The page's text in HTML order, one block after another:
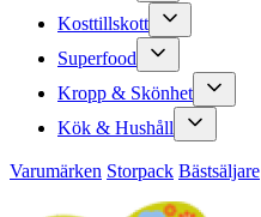
Kosttillskott
Superfood
Kropp & Skönhet
Kök & Hushåll
Varumärken Storpack Bästsäljare